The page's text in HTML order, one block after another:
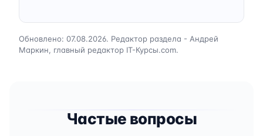
Обновлено: 07.08.2026. Редактор раздела - Андрей
Маркин, главный редактор IT-Курсы.com.
Частые вопросы